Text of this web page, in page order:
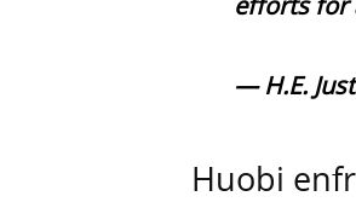
— H.E.
Huobi